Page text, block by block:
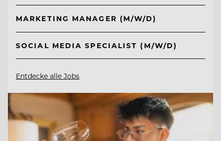
MARKETING MANAGER (M/W/D)
SOCIAL MEDIA SPECIALIST (M/W/D)
Entdecke alle Jobs